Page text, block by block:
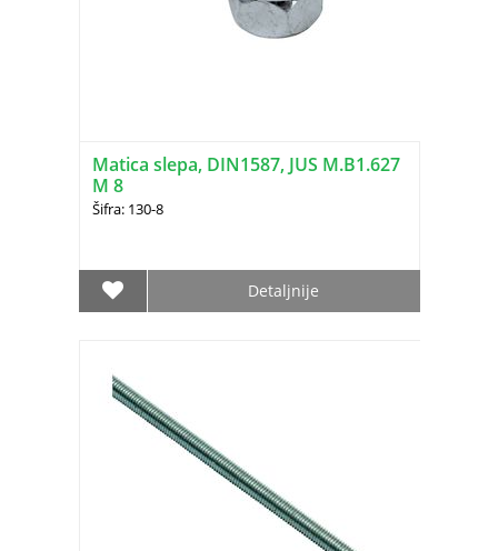
Matica slepa, DIN1587, JUS M.B1.627
M 8
Šifra: 130-8
Detaljnije